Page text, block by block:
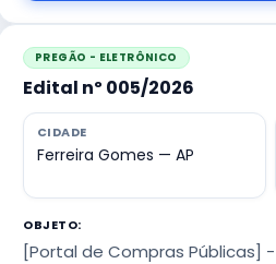
PREGÃO - ELETRÔNICO
Edital nº 005/2026
CIDADE
Ferreira Gomes — AP
OBJETO:
[Portal de Compras Públicas] -